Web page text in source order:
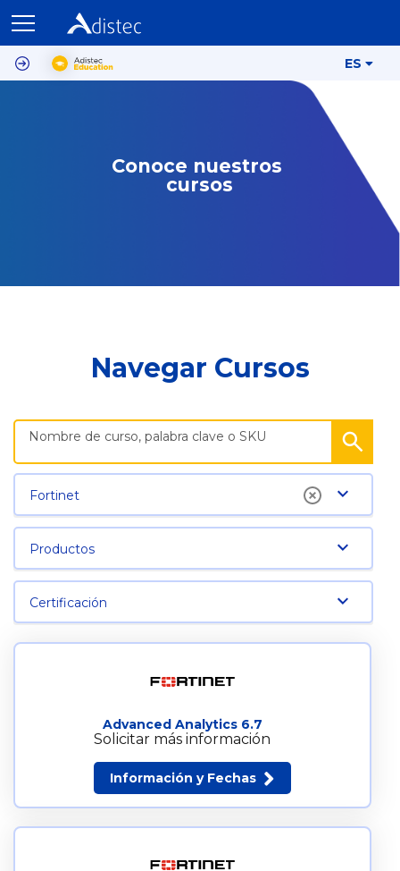
ES
Conoce nuestros
cursos
Navegar Cursos
Fortinet
Productos
Certificación
Advanced Analytics 6.7
Solicitar más información
Información y Fechas